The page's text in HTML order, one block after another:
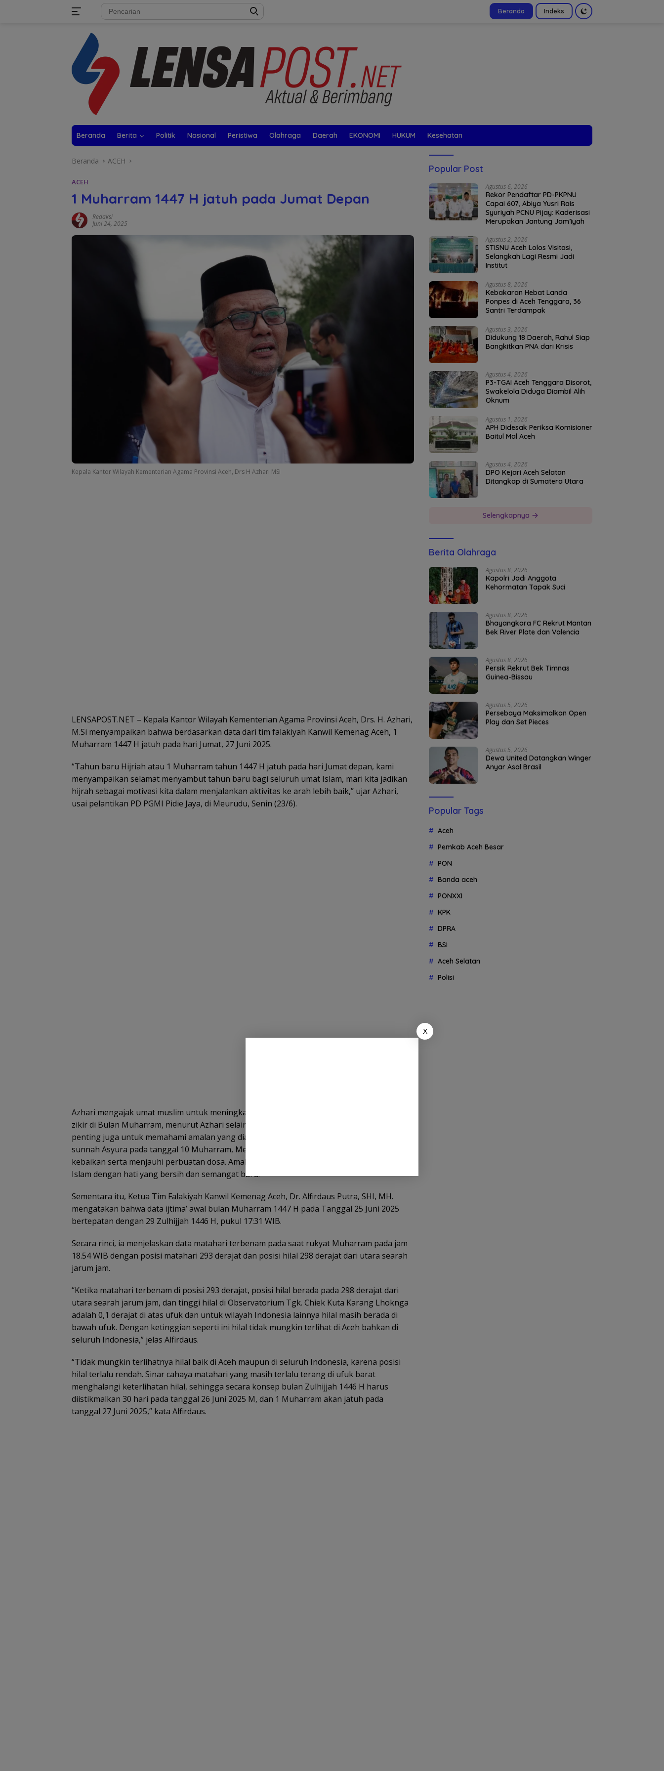
Beranda Indeks
Beranda Berita Politik Nasional Peristiwa Olahraga Daerah EKONOMI HUKUM Kesehatan
Beranda ACEH
ACEH
1 Muharram 1447 H jatuh pada Jumat Depan
Redaksi
Juni 24, 2025
Kepala Kantor Wilayah Kementerian Agama Provinsi Aceh, Drs H Azhari MSi
LENSAPOST.NET – Kepala Kantor Wilayah Kementerian Agama Provinsi Aceh, Drs. H. Azhari,
M.Si menyampaikan bahwa berdasarkan data dari tim falakiyah Kanwil Kemenag Aceh, 1
Muharram 1447 H jatuh pada hari Jumat, 27 Juni 2025.
“Tahun baru Hijriah atau 1 Muharram tahun 1447 H jatuh pada hari Jumat depan, kami
menyampaikan selamat menyambut tahun baru bagi seluruh umat Islam, mari kita jadikan
hijrah sebagai motivasi kita dalam menjalankan aktivitas ke arah lebih baik,” ujar Azhari,
usai pelantikan PD PGMI Pidie Jaya, di Meurudu, Senin (23/6).
Azhari mengajak umat muslim untuk meningkatkan kualitas ibadah dan memperbanyak
zikir di Bulan Muharram, menurut Azhari selain mengetahui tanggal dan liburannya,
penting juga untuk memahami amalan yang dianjurkan di bulan Muharram, seperti puasa
sunnah Asyura pada tanggal 10 Muharram, Memperbanyak doa dan dzikir dan berbuat
kebaikan serta menjauhi perbuatan dosa. Amalan ini menjadi cara menyambut tahun baru
Islam dengan hati yang bersih dan semangat baru.
Sementara itu, Ketua Tim Falakiyah Kanwil Kemenag Aceh, Dr. Alfirdaus Putra, SHI, MH.
mengatakan bahwa data ijtima’ awal bulan Muharram 1447 H pada Tanggal 25 Juni 2025
bertepatan dengan 29 Zulhijjah 1446 H, pukul 17:31 WIB.
Secara rinci, ia menjelaskan data matahari terbenam pada saat rukyat Muharram pada jam
18.54 WIB dengan posisi matahari 293 derajat dan posisi hilal 298 derajat dari utara searah
jarum jam.
“Ketika matahari terbenam di posisi 293 derajat, posisi hilal berada pada 298 derajat dari
utara searah jarum jam, dan tinggi hilal di Observatorium Tgk. Chiek Kuta Karang Lhoknga
adalah 0,1 derajat di atas ufuk dan untuk wilayah Indonesia lainnya hilal masih berada di
bawah ufuk. Dengan ketinggian seperti ini hilal tidak mungkin terlihat di Aceh bahkan di
seluruh Indonesia,” jelas Alfirdaus.
“Tidak mungkin terlihatnya hilal baik di Aceh maupun di seluruh Indonesia, karena posisi
hilal terlalu rendah. Sinar cahaya matahari yang masih terlalu terang di ufuk barat
menghalangi keterlihatan hilal, sehingga secara konsep bulan Zulhijjah 1446 H harus
diistikmalkan 30 hari pada tanggal 26 Juni 2025 M, dan 1 Muharram akan jatuh pada
tanggal 27 Juni 2025,” kata Alfirdaus.
Popular Post
Agustus 6, 2026
Rekor Pendaftar PD-PKPNU
Capai 607, Abiya Yusri Rais
Syuriyah PCNU Pijay: Kaderisasi
Merupakan Jantung Jam’iyah
Agustus 2, 2026
STISNU Aceh Lolos Visitasi,
Selangkah Lagi Resmi Jadi
Institut
Agustus 8, 2026
Kebakaran Hebat Landa
Ponpes di Aceh Tenggara, 36
Santri Terdampak
Agustus 3, 2026
Didukung 18 Daerah, Rahul Siap
Bangkitkan PNA dari Krisis
Agustus 4, 2026
P3-TGAI Aceh Tenggara Disorot,
Swakelola Diduga Diambil Alih
Oknum
Agustus 1, 2026
APH Didesak Periksa Komisioner
Baitul Mal Aceh
Agustus 4, 2026
DPO Kejari Aceh Selatan
Ditangkap di Sumatera Utara
Selengkapnya
Berita Olahraga
Agustus 8, 2026
Kapolri Jadi Anggota
Kehormatan Tapak Suci
Agustus 8, 2026
Bhayangkara FC Rekrut Mantan
Bek River Plate dan Valencia
Agustus 8, 2026
Persik Rekrut Bek Timnas
Guinea-Bissau
Agustus 5, 2026
Persebaya Maksimalkan Open
Play dan Set Pieces
Agustus 5, 2026
Dewa United Datangkan Winger
Anyar Asal Brasil
Popular Tags
Aceh
Pemkab Aceh Besar
PON
Banda aceh
PONXXI
KPK
DPRA
BSI
Aceh Selatan
Polisi
X